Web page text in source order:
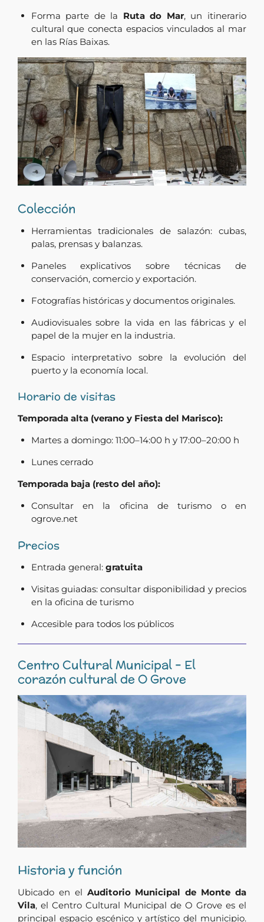
Forma parte de la Ruta do Mar, un itinerario
cultural que conecta espacios vinculados al mar
en las Rías Baixas.
Colección
Herramientas tradicionales de salazón: cubas,
palas, prensas y balanzas.
Paneles explicativos sobre técnicas de
conservación, comercio y exportación.
Fotografías históricas y documentos originales.
Audiovisuales sobre la vida en las fábricas y el
papel de la mujer en la industria.
Espacio interpretativo sobre la evolución del
puerto y la economía local.
Horario de visitas
Temporada alta (verano y Fiesta del Marisco):
Martes a domingo: 11:00–14:00 h y 17:00–20:00 h
Lunes cerrado
Temporada baja (resto del año):
Consultar en la oficina de turismo o en
ogrove.net
Precios
Entrada general: gratuita
Visitas guiadas: consultar disponibilidad y precios
en la oficina de turismo
Accesible para todos los públicos
Centro Cultural Municipal – El
corazón cultural de O Grove
Historia y función
Ubicado en el Auditorio Municipal de Monte da
Vila, el Centro Cultural Municipal de O Grove es el
principal espacio escénico y artístico del municipio.